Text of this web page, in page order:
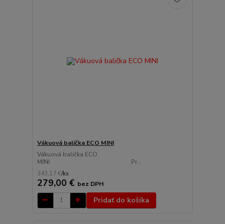
Vákuová balička ECO MINI
Vákuová balička ECO
MINI Pr...
343,17 €/ks
279,00 € bez DPH
Pridať do košíka